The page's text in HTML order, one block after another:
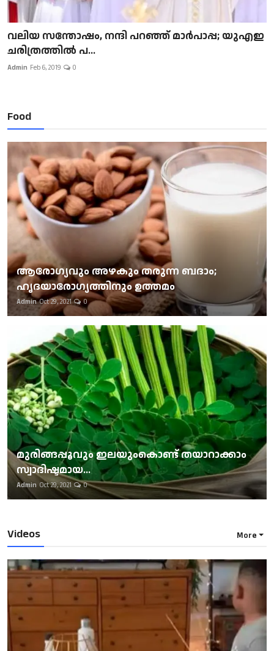
വലിയ സന്തോഷം, നന്ദി പറഞ്ഞ് മാർപാപ്പ; യുഎഇ
ചരിത്രത്തിൽ പ...
Admin Feb 6, 2019 0
Food
ആരോഗ്യവും അഴകും തരുന്ന ബദാം;
ഹൃദയാരോഗ്യത്തിനും ഉത്തമം
Admin Oct 29, 2021 0
മുരിങ്ങപ്പൂവും ഇലയുംകൊണ്ട് തയാറാക്കാം
സ്വാദിഷ്ടമായ...
Admin Oct 29, 2021 0
Videos More